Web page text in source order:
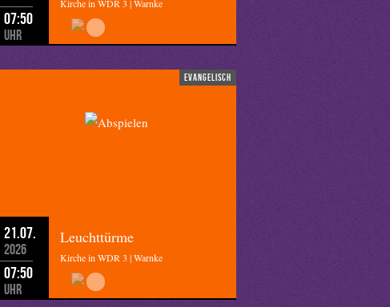
07:50
Uhr
Kirche in WDR 3 | Warnke
evangelisch
21.07.
2026
07:50
Uhr
Leuchttürme
Kirche in WDR 3 | Warnke